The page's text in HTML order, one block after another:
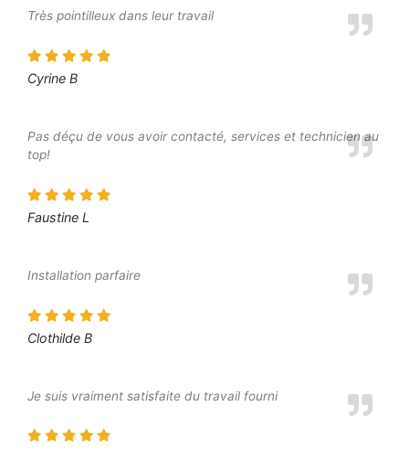
Très pointilleux dans leur travail
Cyrine B
Pas déçu de vous avoir contacté, services et technicien au
top!
Faustine L
Installation parfaire
Clothilde B
Je suis vraiment satisfaite du travail fourni